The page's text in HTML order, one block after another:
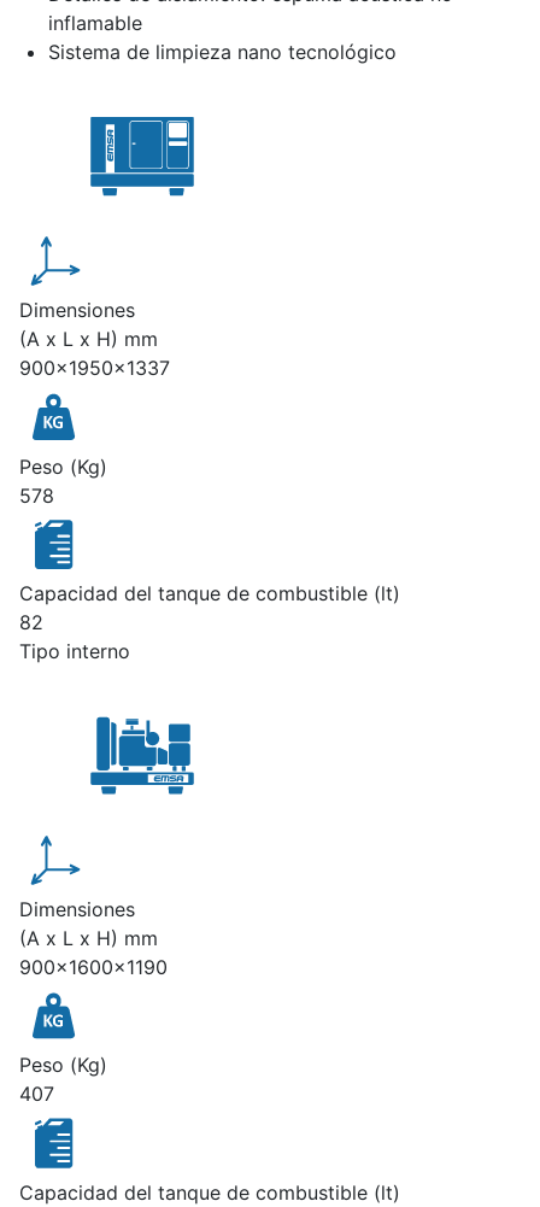
inflamable
Sistema de limpieza nano tecnológico
Dimensiones
(A x L x H) mm
900x1950x1337
Peso (Kg)
578
Capacidad del tanque de combustible (lt)
82
Tipo interno
Dimensiones
(A x L x H) mm
900x1600x1190
Peso (Kg)
407
Capacidad del tanque de combustible (lt)